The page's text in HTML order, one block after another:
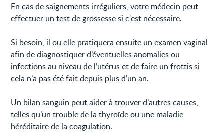
En cas de saignements irréguliers, votre médecin peut
effectuer un test de grossesse si c'est nécessaire.
Si besoin, il ou elle pratiquera ensuite un examen vaginal
afin de diagnostiquer d’éventuelles anomalies ou
infections au niveau de l’utérus et de faire un frottis si
cela n’a pas été fait depuis plus d’un an.
Un bilan sanguin peut aider à trouver d’autres causes,
telles qu’un trouble de la thyroïde ou une maladie
héréditaire de la coagulation.